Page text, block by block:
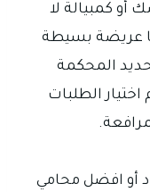
كمبيالة لا
عريضة بسيطة
المحكمة
الطلبات
أو افضل محامي